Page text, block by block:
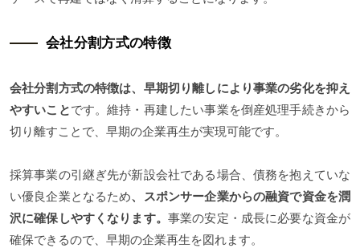
会社分割方式の特徴
会社分割方式の特徴は、早期切り離しにより事業の劣化を抑え
やすいことです。維持・再建したい事業を倒産処理手続きから
切り離すことで、早期の企業再生が実現可能です。
採算事業の引継ぎ先が新設会社である場合、債務を抱えていな
い優良企業となるため、スポンサー企業からの融資で資金を潤
沢に確保しやすくなります。 事業の安定・成長に必要な資金が
確保できるので、早期の企業再生を図れます。